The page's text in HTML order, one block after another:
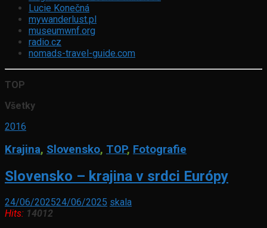
Lucie Konečná
mywanderlust.pl
museumwnf.org
radio.cz
nomads-travel-guide.com
TOP
Všetky
2016
Krajina, Slovensko, TOP, Fotografie
Slovensko – krajina v srdci Európy
24/06/202524/06/2025 skala
Hits: 14012